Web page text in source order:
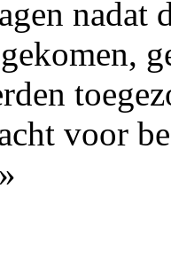
nadat
voor